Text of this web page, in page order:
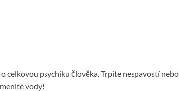
celkovou psychiku člověka. Trpíte nespavostí nebo
vody!